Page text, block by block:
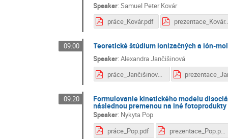
Speaker:Samuel Peter Kovár
práce_Kovár.pdf
09:00 Teoretické štúdium ionizačných a ión-
Speaker:Alexandra Jančišinová
práce_Jančišinová.pdf
09:20 Formulovanie kinetického modelu
následnou premenou na iné fotoprodukty
Speaker: Nykyta Pop
práce_Pop.pdf
prezentace_Pop.pdf